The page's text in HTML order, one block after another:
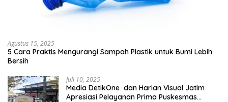
Agustus 15, 2025
5 Cara Praktis Mengurangi Sampah Plastik untuk Bumi Lebih
Bersih
Juli 10, 2025
Media DetikOne dan Harian Visual Jatim
Apresiasi Pelayanan Prima Puskesmas